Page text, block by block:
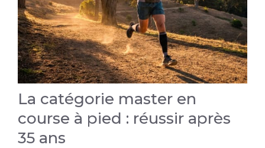
La catégorie master en
course à pied : réussir après
35 ans